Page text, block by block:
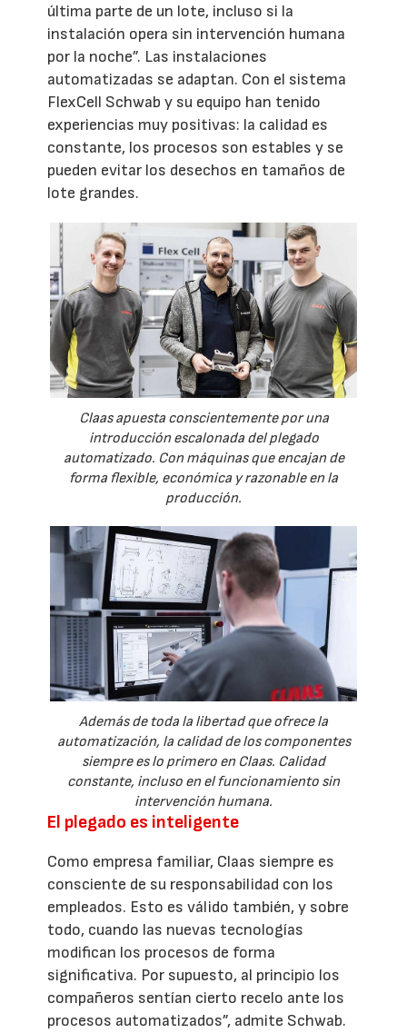
última parte de un lote, incluso si la
instalación opera sin intervención humana
por la noche”. Las instalaciones
automatizadas se adaptan. Con el sistema
FlexCell Schwab y su equipo han tenido
experiencias muy positivas: la calidad es
constante, los procesos son estables y se
pueden evitar los desechos en tamaños de
lote grandes.
Claas apuesta conscientemente por una
introducción escalonada del plegado
automatizado. Con máquinas que encajan de
forma flexible, económica y razonable en la
producción.
Además de toda la libertad que ofrece la
automatización, la calidad de los componentes
siempre es lo primero en Claas. Calidad
constante, incluso en el funcionamiento sin
intervención humana.
El plegado es inteligente
Como empresa familiar, Claas siempre es
consciente de su responsabilidad con los
empleados. Esto es válido también, y sobre
todo, cuando las nuevas tecnologías
modifican los procesos de forma
significativa. Por supuesto, al principio los
compañeros sentían cierto recelo ante los
procesos automatizados”, admite Schwab.